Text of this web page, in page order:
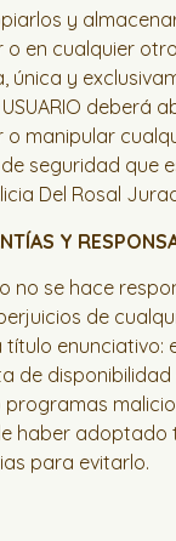
y
o en cualquier
única y
deberá
o manipular
seguridad que
Del Rosal
Y
no se hace
de
enunciativo:
de
haber adoptado
para evitarlo.